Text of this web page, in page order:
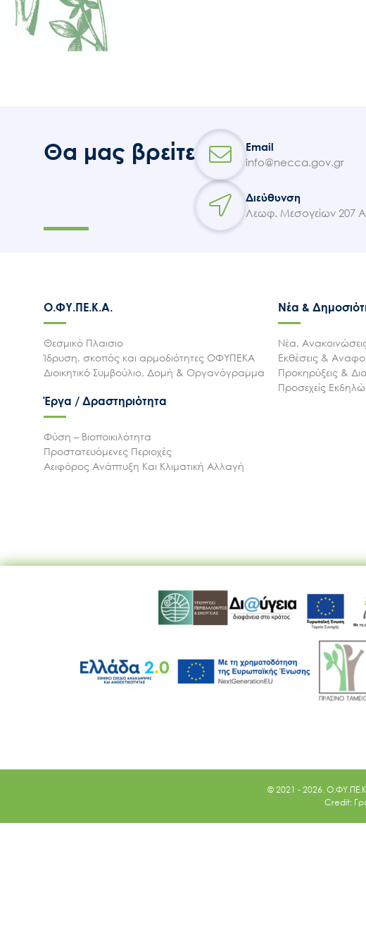
Θα μας βρείτε
Email
info@necca.gov.gr
Διεύθυνση
Λεωφ. Μεσογείων 207
Ο.ΦΥ.ΠΕ.Κ.Α.
Θεσμικό Πλαισιο
Ίδρυση, σκοπός και αρμοδιότητες ΟΦΥΠΕΚΑ
Διοικητικό Συμβούλιο, Δομή & Οργανόγραμμα
Νέα &
Νέα,
Εκθέσεις &
Προκηρύξεις &
Προσεχείς
Έργα / Δραστηριότητα
Φύση – Βιοποικιλότητα
Προστατευόμενες Περιοχές
Αειφόρος Ανάπτυξη Και Κλιματική Αλλαγή
© 2021 - 2026.
Credit: